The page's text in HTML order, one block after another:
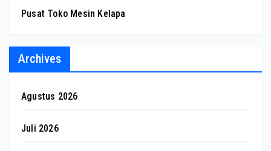
Pusat Toko Mesin Kelapa
Archives
Agustus 2026
Juli 2026